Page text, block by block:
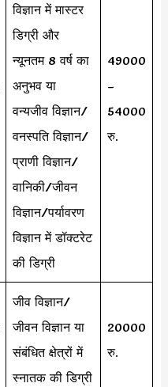
विज्ञान में मास्टर
डिग्री और
न्यूनतम 8 वर्ष का
अनुभव या
वन्यजीव विज्ञान/
वनस्पति विज्ञान/
प्राणी विज्ञान/
वानिकी/जीवन
विज्ञान/पर्यावरण
विज्ञान में डॉक्टरेट
की डिग्री
49000
–
54000
रु.
जीव विज्ञान/
जीवन विज्ञान या
संबंधित क्षेत्रों में
स्नातक की डिग्री
20000
रु.